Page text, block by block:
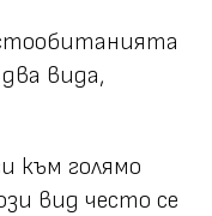
вида,
към голямо
вид често се